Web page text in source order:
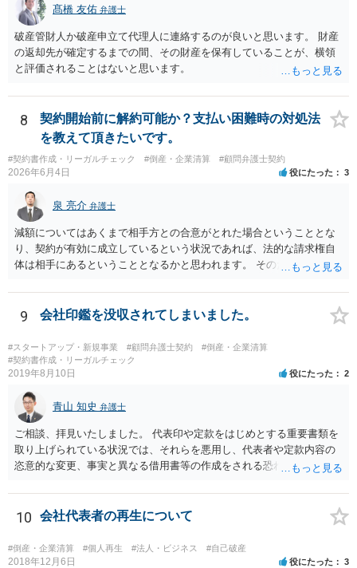
髙橋 友佑 弁護士
破産管財人か破産申立て代理人に連絡するのが良いと思います。 財産
の返却先が確定するまでの間、その財産を保有していることが、横領
と評価されることはないと思います。
8
契約開始前に解約可能か？支払い困難時の対処法
を教えて頂きたいです。
#契約書作成・リーガルチェック #倒産・企業清算 #顧問弁護士契約
2026年6月4日 役にたった 3
泉 亮介 弁護士
減額についてはあくまで相手方との合意がとれた場合ということとな
り、契約が有効に成立しているという状況であれば、法的な請求権自
体は相手にあるということとなるかと思われます。 そのため、交渉に
れます。
9 会社印鑑を没収されてしまいました。
#スタートアップ・新規事業 #顧問弁護士契約
#倒産・企業清算
#契約書作成・リーガルチェック
2019年8月10日 役にたった 2
青山 知史 弁護士
ご相談、拝見いたしました。 代表印や定款をはじめとする重要書類を
取り上げられている状況では、それらを悪用し、代表者や定款内容の
恣意的な変更、事実と異なる借用書等の作成をされる恐れもあり、早
ためにも、法務局に対し、代表印紛失の届け出と新たな代表印の登録
申請を行う必要があるものと思慮いたします。この際には、ご相談者
様の公的な身分証や実印、印鑑証明等が必要になる場合もありますの
で、ご注意ください。 また、正確には当時の状況にもよりますが、代
表印等の取り上げがご相談者様の意思に反してなされたものであれ
10 会社代表者の再生について
#倒産・企業清算 #個人再生 #法人・ビジネス #自己破産
2018年12月6日 役にたった 3